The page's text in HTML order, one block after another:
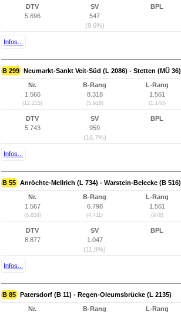
DTV
5.696
SV
547
(9,6%)
BPL
Infos...
B 299 Neumarkt-Sankt Veit-Süd (L 2086) - Stetten (MÜ 36)
Nr.
1.566
(12.215)
B-Rang
8.318
(5.918)
L-Rang
1.561
(1.148)
DTV
5.743
SV
959
(16,7%)
BPL
Infos...
B 55 Anröchte-Mellrich (L 734) - Warstein-Belecke (B 516)
Nr.
1.567
(6.859)
B-Rang
6.798
(4.411)
L-Rang
1.561
(978)
DTV
8.877
SV
1.047
(11,8%)
BPL
Infos...
B 85 Patersdorf (B 11) - Regen-Oleumsbrücke (L 2135)
Nr.
B-Rang
L-Rang